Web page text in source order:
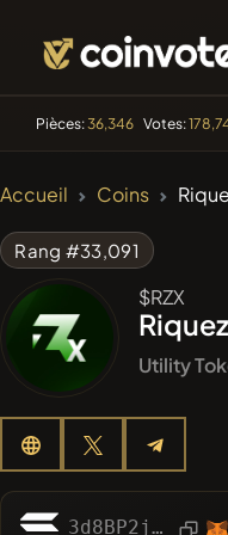
Pièces:36,346 Votes:
Accueil Coins
Rang #33,091
$RZX
Utility
3d8BP2jAEXCNWkQcnjd3nRyU4TWtJHF8q97duZ7Mpump